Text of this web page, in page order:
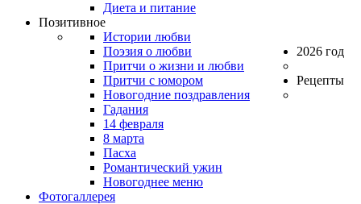
Диета и питание
Позитивное
Истории любви
Поэзия о любви
Притчи о жизни и любви
Притчи с юмором
2026 год
Новогодние поздравления
Гадания
14 февраля
8 марта
Рецепты
Пасха
Романтический ужин
Новогоднее меню
Фотогаллерея